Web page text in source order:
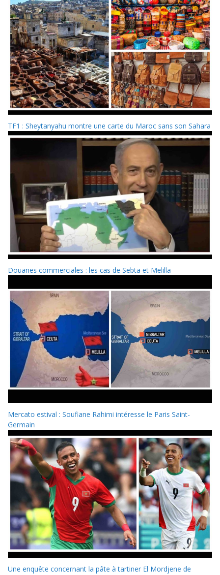
TF1 : Sheytanyahu montre une carte du Maroc sans son Sahara
Douanes commerciales : les cas de Sebta et Melilla
Mercato estival : Soufiane Rahimi intéresse le Paris Saint-
Germain
Une enquête concernant la pâte à tartiner El Mordjene de